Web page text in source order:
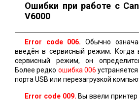
Ошибки при работе с
V6000
Error code 006. Обычно
введён в сервисный режим. Когда
сервисный режим, он
Более редко ошибка 006
порта USB или перезагрузкой
Error code 009. Вы ввели